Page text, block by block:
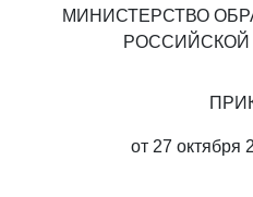
МИНИСТЕРСТВО
РОССИЙСКОЙ
от 27 октября